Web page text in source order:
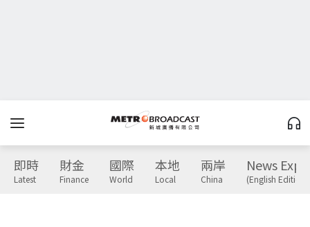
即時
Latest
財金
Finance
國際
World
本地
Local
兩岸
China
News
(English Edition)